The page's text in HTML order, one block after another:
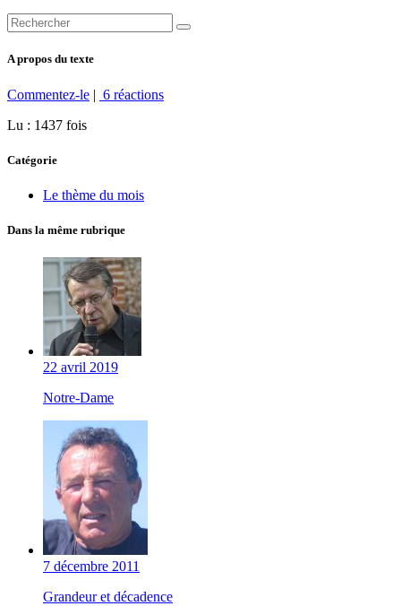
A propos du texte
Commentez-le | 6 réactions
Lu : 1437 fois
Catégorie
Le thème du mois
Dans la même rubrique
22 avril 2019
Notre-Dame
7 décembre 2011
Grandeur et décadence